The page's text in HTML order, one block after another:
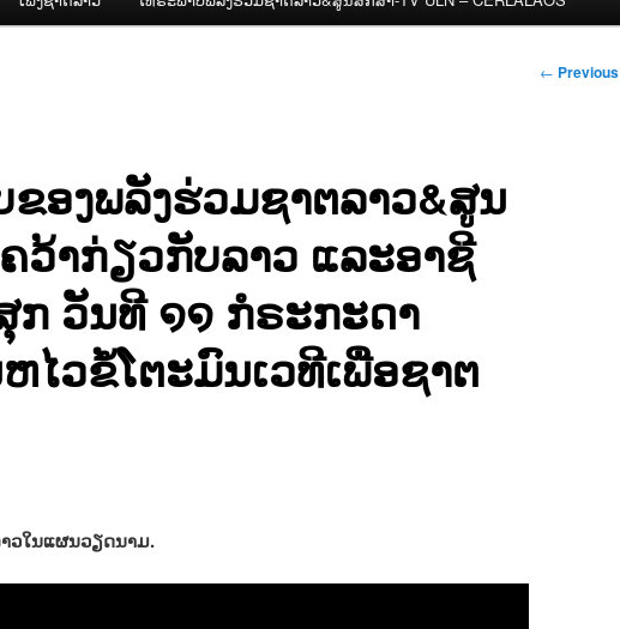
Post
← Previous
ຂອງພລັງຮ່ວມຊາຕລາວ&ສູນ
ວ້າກ່ຽວກັບລາວ ແລະອາຊີ
ກ ວັນທີ ໑໑ ກໍຣະກະດາ
ໄວຂໍ້ໂຕະມົນເວທີເພື່ອຊາຕ
ວໃນແຜນວຽດນາມ.